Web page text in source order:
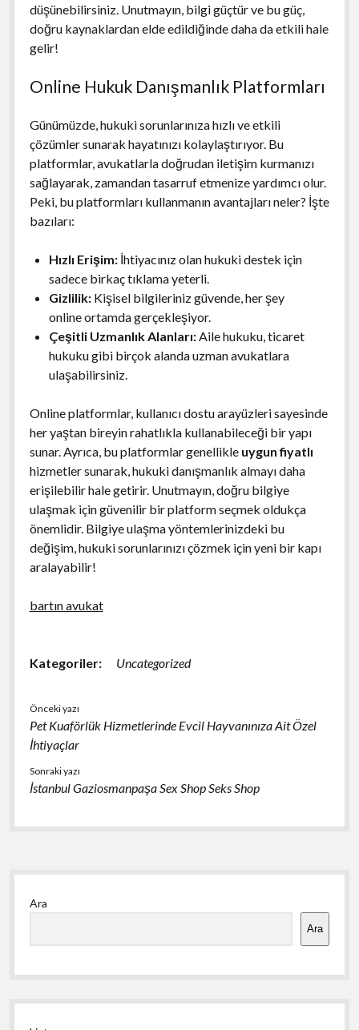
düşünebilirsiniz. Unutmayın, bilgi güçtür ve bu güç,
doğru kaynaklardan elde edildiğinde daha da etkili hale
gelir!
Online Hukuk Danışmanlık Platformları
Günümüzde, hukuki sorunlarınıza hızlı ve etkili
çözümler sunarak hayatınızı kolaylaştırıyor. Bu
platformlar, avukatlarla doğrudan iletişim kurmanızı
sağlayarak, zamandan tasarruf etmenize yardımcı olur.
Peki, bu platformları kullanmanın avantajları neler? İşte
bazıları:
Hızlı Erişim:İhtiyacınız olan hukuki destek için
sadece birkaç tıklama yeterli.
Gizlilik:Kişisel bilgileriniz güvende, her şey
online ortamda gerçekleşiyor.
Çeşitli Uzmanlık Alanları:Aile hukuku, ticaret
hukuku gibi birçok alanda uzman avukatlara
ulaşabilirsiniz.
Online platformlar, kullanıcı dostu arayüzleri sayesinde
her yaştan bireyin rahatlıkla kullanabileceği bir yapı
sunar. Ayrıca, bu platformlar genellikle uygun fiyatlı
hizmetler sunarak, hukuki danışmanlık almayı daha
erişilebilir hale getirir. Unutmayın, doğru bilgiye
ulaşmak için güvenilir bir platform seçmek oldukça
önemlidir. Bilgiye ulaşma yöntemlerinizdeki bu
değişim, hukuki sorunlarınızı çözmek için yeni bir kapı
aralayabilir!
bartın avukat
Kategoriler: Uncategorized
Önceki yazı
Pet Kuaförlük Hizmetlerinde Evcil Hayvanınıza Ait Özel
İhtiyaçlar
Sonraki yazı
İstanbul Gaziosmanpaşa Sex Shop Seks Shop
Yan
Menü
Ara
Ara